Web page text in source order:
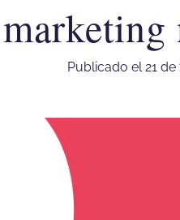
Publicado el 21